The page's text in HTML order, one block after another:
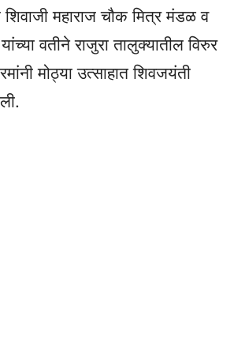
महाराज चौक मित्र मंडळ व
वतीने राजुरा तालुक्यातील विरुर
मोठ्या उत्साहात शिवजयंती